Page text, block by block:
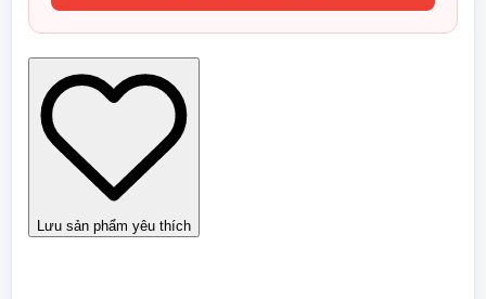
Tế
Điên
Thượng
full
4
tập
số
lượng
Lưu sản phẩm yêu thích